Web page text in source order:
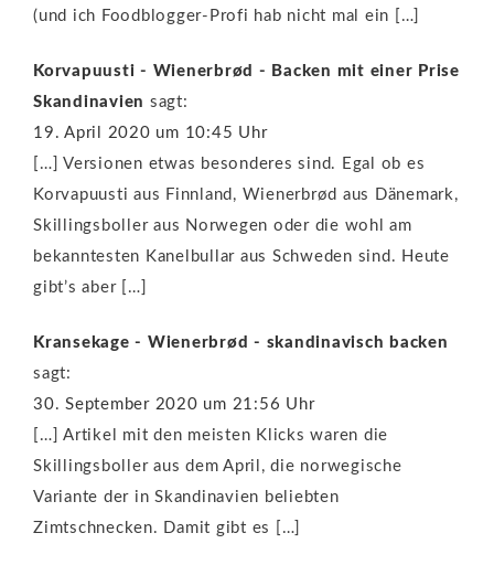
(und ich Foodblogger-Profi hab nicht mal ein […]
Korvapuusti - Wienerbrød - Backen mit einer Prise
Skandinavien sagt:
19. April 2020 um 10:45 Uhr
[…] Versionen etwas besonderes sind. Egal ob es
Korvapuusti aus Finnland, Wienerbrød aus Dänemark,
Skillingsboller aus Norwegen oder die wohl am
bekanntesten Kanelbullar aus Schweden sind. Heute
gibt’s aber […]
Kransekage - Wienerbrød - skandinavisch backen
sagt:
30. September 2020 um 21:56 Uhr
[…] Artikel mit den meisten Klicks waren die
Skillingsboller aus dem April, die norwegische
Variante der in Skandinavien beliebten
Zimtschnecken. Damit gibt es […]